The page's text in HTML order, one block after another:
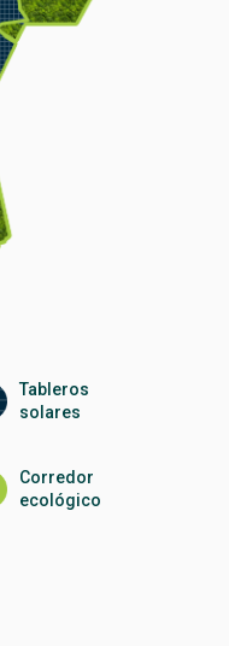
Tableros
solares
Corredor
ecológico